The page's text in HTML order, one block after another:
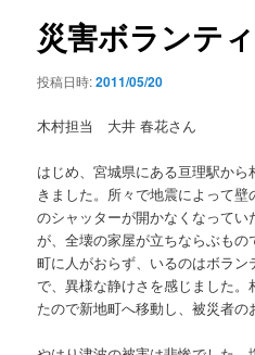
災害ボランテ
投稿日時:2011/05/20
木村担当 大井 春花さん
はじめ、宮城県にある亘理駅か
きました。所々で地震によって
のシャッターが開かなくなって
が、全壊の家屋が立ちならぶもの
町に人がおらず、いるのはボラ
で、異様な静けさを感じました
たので新地町へ移動し、被災者の